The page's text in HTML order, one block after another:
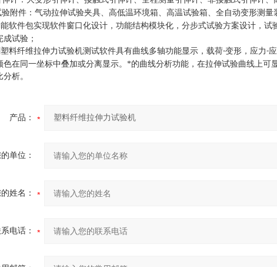
附件：气动拉伸试验夹具、高低温环境箱、高温试验箱、全自动变形测量
软件包实现软件窗口化设计，功能结构模块化，分步式试验方案设计，
试验；
塑料纤维拉伸力试验机测试软件具有曲线多轴功能显示，载荷-变形，应力-
色在同一坐标中叠加或分离显示。*的曲线分析功能，在拉伸试验曲线上可
分析。
产品：
单位：
姓名：
电话：